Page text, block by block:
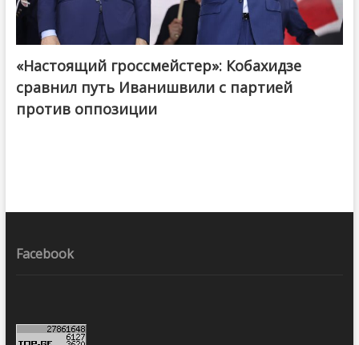
@ქართული ოცნება / Georgian Dream
«Настоящий гроссмейстер»: Кобахидзе
сравнил путь Иванишвили с партией
против оппозиции
Facebook